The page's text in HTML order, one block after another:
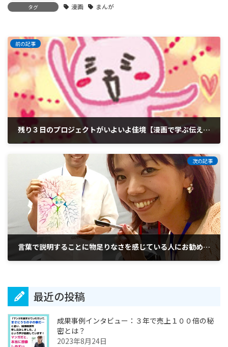
タグ 漫画 まんが
前の記事
残り３日のプロジェクトがいよいよ佳境【漫画で学ぶ伝えるチカラVol.145】
2017年3月24日
次の記事
言葉で説明することに物足りなさを感じている人にお勧めです
2017年3月26日
最近の投稿
成果事例インタビュー：３年で売上１００倍の秘
密とは？
2023年8月24日